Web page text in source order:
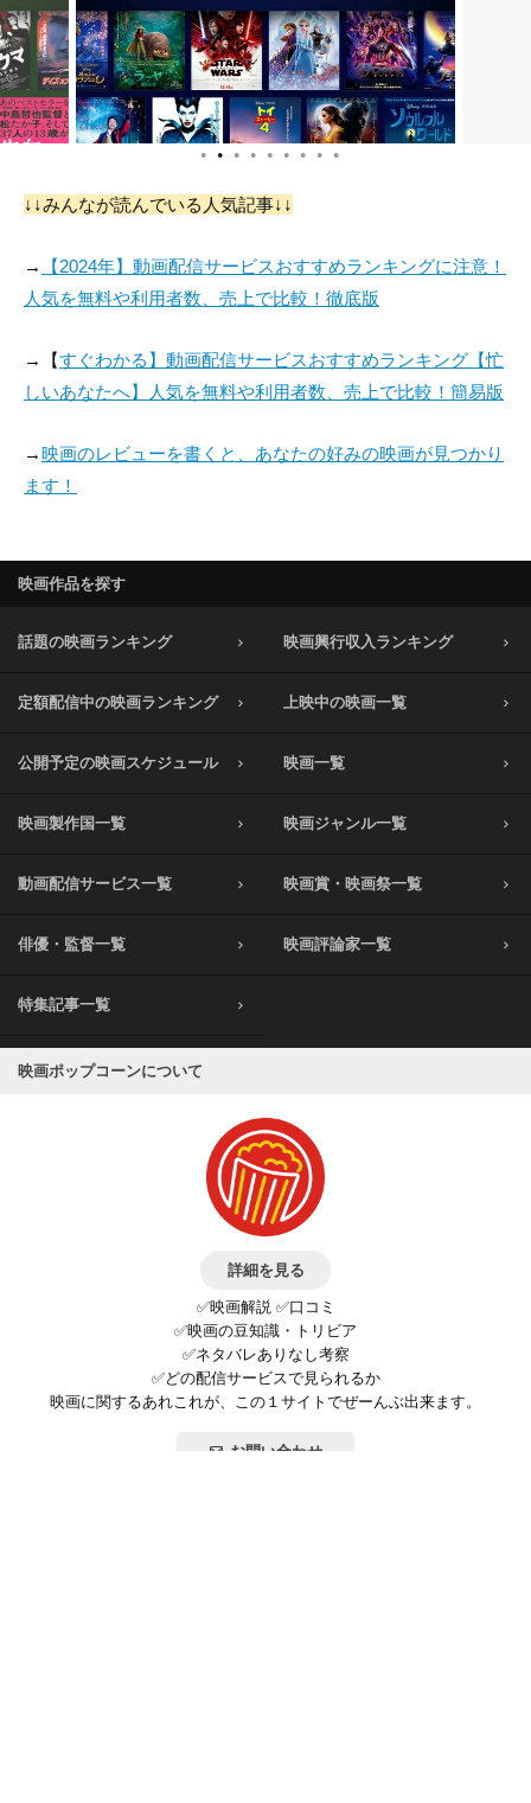
● ● ● ● ● ● ● ● ●
↓↓みんなが読んでいる人気記事↓↓
→
【2024年】動画配信サービスおすすめランキングに注意！
人気を無料や利用者数、売上で比較！徹底版
→【すぐわかる】動画配信サービスおすすめランキング【忙
しいあなたへ】人気を無料や利用者数、売上で比較！簡易版
→映画のレビューを書くと、あなたの好みの映画が見つかり
ます！
映画作品を探す
話題の映画ランキング 映画興行収入ランキング
定額配信中の映画ランキング 上映中の映画一覧
公開予定の映画スケジュール 映画一覧
映画製作国一覧 映画ジャンル一覧
動画配信サービス一覧 映画賞・映画祭一覧
俳優・監督一覧 映画評論家一覧
特集記事一覧
映画ポップコーンについて
詳細を見る
✅映画解説 ✅口コミ
✅映画の豆知識・トリビア
✅ネタバレありなし考察
✅どの配信サービスで見られるか
映画に関するあれこれが、この１サイトでぜーんぶ出来ます。
お問い合わせ